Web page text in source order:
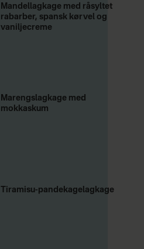
Mandellagkage med råsyltet
rabarber, spansk kørvel og
vaniljecreme
Marengslagkage med
mokkaskum
Tiramisu-pandekagelagkage